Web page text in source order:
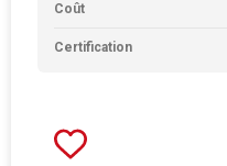
Coût
Certification